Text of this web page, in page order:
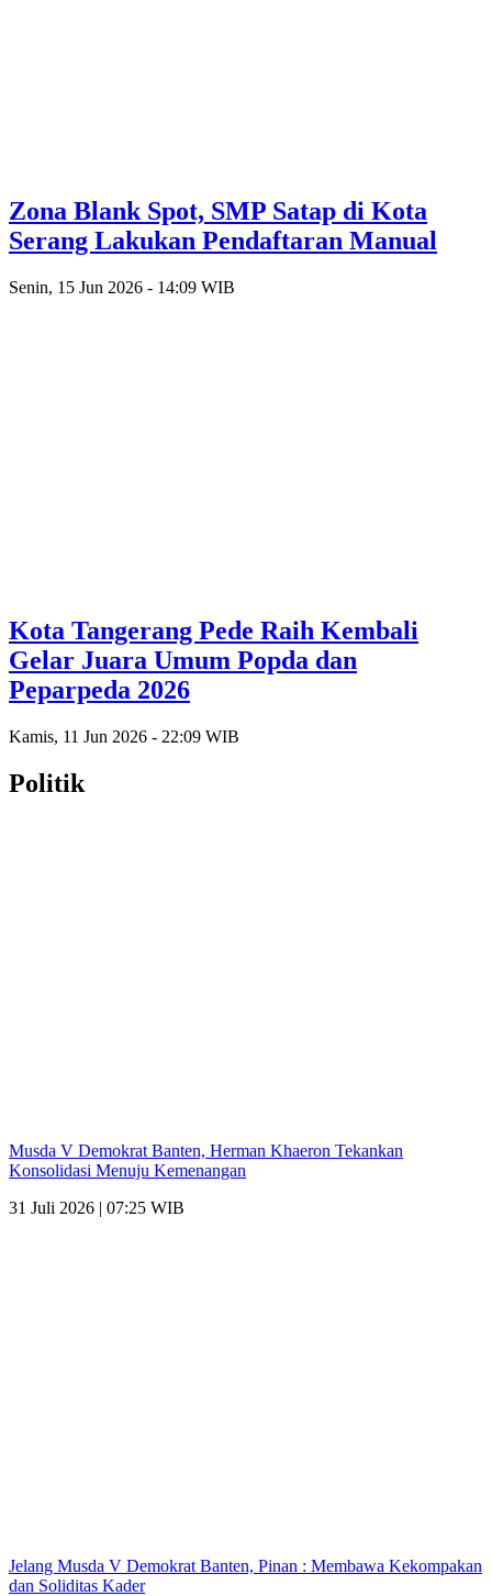
Zona Blank Spot, SMP Satap di Kota
Serang Lakukan Pendaftaran Manual
Senin, 15 Jun 2026 - 14:09 WIB
Kota Tangerang Pede Raih Kembali
Gelar Juara Umum Popda dan
Peparpeda 2026
Kamis, 11 Jun 2026 - 22:09 WIB
Politik
Musda V Demokrat Banten, Herman Khaeron Tekankan
Konsolidasi Menuju Kemenangan
31 Juli 2026 | 07:25 WIB
Jelang Musda V Demokrat Banten, Pinan : Membawa Kekompakan
dan Soliditas Kader